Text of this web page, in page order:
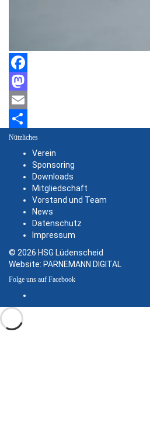
Facebook
Mastodon
Email
Teilen
Nützliches
Verein
Sponsoring
Downloads
Mitgliedschaft
Vorstand und Team
News
Datenschutz
Impressum
© 2026 HSG Lüdenscheid
Website: PARNEMANN DIGITAL
Folge uns auf Facebook